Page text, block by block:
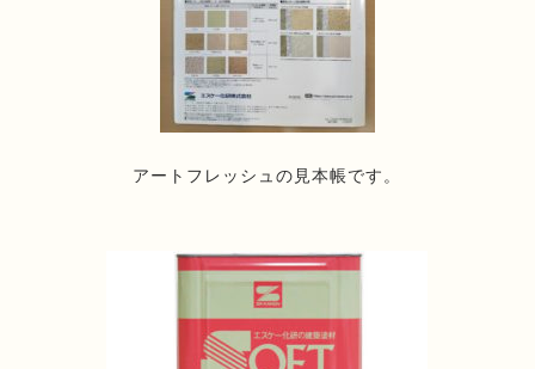
アートフレッシュの見本帳です。